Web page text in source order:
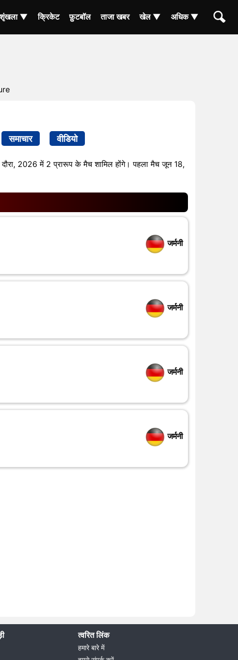
शृंखला ▼ क्रिकेट फ़ुटबॉल ताजा खबर खेल ▼ अधिक ▼
समाचार वीडियो
2026 में 2 प्रारूप के मैच शामिल होंगे। पहला मैच जून 18,
जर्मनी
जर्मनी
जर्मनी
जर्मनी
त्वरित लिंक
हमारे बारे में